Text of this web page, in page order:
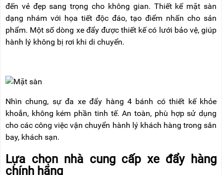
đến vẻ đẹp sang trọng cho không gian. Thiết kế mặt sàn
dạng nhám với họa tiết độc đáo, tạo điểm nhấn cho sản
phẩm. Một số dòng xe đẩy được thiết kế có lưới bảo vệ, giúp
hành lý không bị rơi khi di chuyển.
Nhìn chung, sự đa xe đẩy hàng 4 bánh có thiết kế khỏe
khoắn, không kém phần tinh tế. An toàn, phù hợp sử dụng
cho các công việc vận chuyển hành lý khách hàng trong sân
bay, khách sạn.
Lựa chọn nhà cung cấp xe đẩy hàng
chính hãng